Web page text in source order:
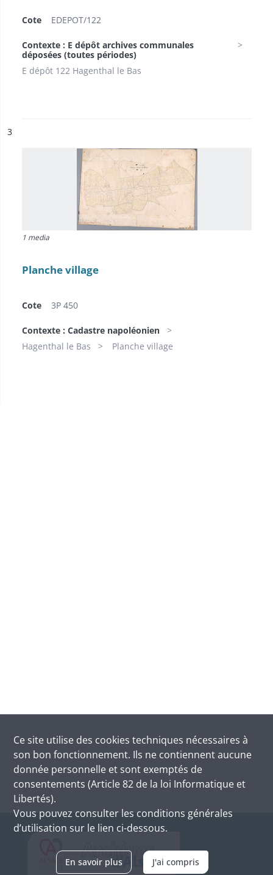
Cote EDEPOT/122
Contexte : E dépôt archives communales
déposées (toutes périodes)
E dépôt 122 Hagenthal le Bas
n°
3
1 media
Planche village
Cote 3P 450
Contexte : Cadastre napoléonien
Hagenthal le Bas
Planche village
Ce site utilise des cookies techniques nécessaires à
son bon fonctionnement. Ils ne contiennent aucune
donnée personnelle et sont exemptés de
consentements (Article 82 de la loi Informatique et
Libertés).
Vous pouvez consulter les conditions générales
d’utilisation sur le lien ci-dessous.
En savoir plus J'ai compris